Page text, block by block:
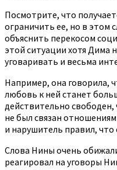
Посмотрите, что
ограничить ее, но в этом
объяснить перекосом
этой ситуации хотя Дима
уговаривать и весьма
Например, она говорила,
любовь к ней станет
действительно свободен,
не был связан
и нарушитель правил,
Слова Нины очень
реагировал на уговоры